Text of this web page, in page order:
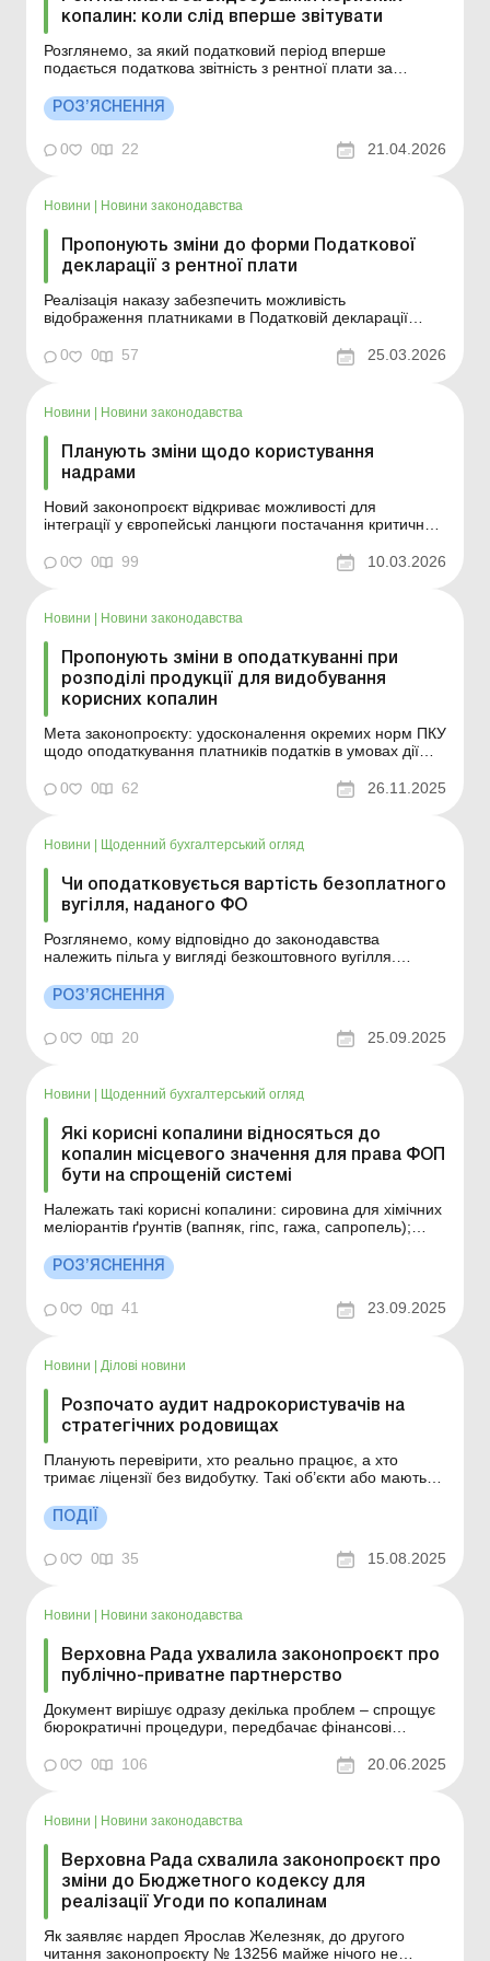
копалин: коли слід вперше звітувати
Розглянемо, за який податковий період вперше
подається податкова звітність з рентної плати за
копалин. Більше за темою: Подання звітності з рентної
плати за воду власниками та користувачами
подати ...
РОЗ’ЯСНЕННЯ
0 0 22 21.04.2026
Новини Новини законодавства
Пропонують зміни до форми Податкової
декларації з рентної плати
Реалізація наказу забезпечить можливість
відображення платниками в Податковій декларації
використання лісових ресурсів; ефективне
адміністрування контролюючими органами рентної
відповідність до вимог нормоп...
0 0 57 25.03.2026
Новини | Новини законодавства
Планують зміни щодо користування
надрами
Новий законопроєкт відкриває можливості для
інтеграції у європейські ланцюги постачання критичної
країни, залучення інвестицій у видобуток та переробку
0 0 99 10.03.2026
Новини | Новини законодавства
Пропонують зміни в оподаткуванні при
розподілі продукції для видобування
корисних копалин
Мета законопроєкту: удосконалення окремих норм ПКУ
щодо оподаткування платників податків в умовах дії
корисних копалин, крім вуглеводневої сировини;
узгодження положень ПКУ та законодавства у сфері
0 0 62 26.11.2025
Новини Щоденний бухгалтерський огляд
Чи оподатковується вартість безоплатного
вугілля, наданого ФО
Розглянемо, кому відповідно до законодавства
належить пільга у вигляді безкоштовного вугілля.
від збройної агресії рф: практика звільнення від
оподаткування Благодійність: зміни щодо ПДФО та
різниць з податку на прибуток Головне управління ДПС
в Од...
РОЗ’ЯСНЕННЯ
0 0 20 25.09.2025
Новини Щоденний бухгалтерський огляд
Які корисні копалини відносяться до
копалин місцевого значення для права ФОП
бути на спрощеній системі
Належать такі корисні копалини: сировина для хімічних
меліорантів ґрунтів (вапняк, гіпс, гажа, сапропель);
вапняк); сировина піщана (пісок); сировина цегельно-
черепична, а також для улаштування земляного
полотна, закладки виробленого простору (...
РОЗ’ЯСНЕННЯ
0 0 41 23.09.2025
Новини | Ділові новини
Розпочато аудит надрокористувачів на
стратегічних родовищах
Планують перевірити, хто реально працює, а хто
тримає ліцензії без видобутку. Такі об’єкти або мають
добросовісних інвесторів. Більше за темою: Звітуємо з
рентної плати за надра Прем’єр-міністр України Юлія
ПОДІЇ
0 0 35 15.08.2025
Новини Новини законодавства
Верховна Рада ухвалила законопроєкт про
публічно-приватне партнерство
Документ вирішує одразу декілька проблем – спрощує
бюрократичні процедури, передбачає фінансові
реалізовувати проєкти. Більше за темою: Облік
інвестицій за методом участі в капіталі Верховна Рада
0 0 106 20.06.2025
Новини Новини законодавства
Верховна Рада схвалила законопроєкт про
зміни до Бюджетного кодексу для
реалізації Угоди по копалинам
Як заявляє нардеп Ярослав Железняк, до другого
читання законопроєкту № 13256 майже нічого не